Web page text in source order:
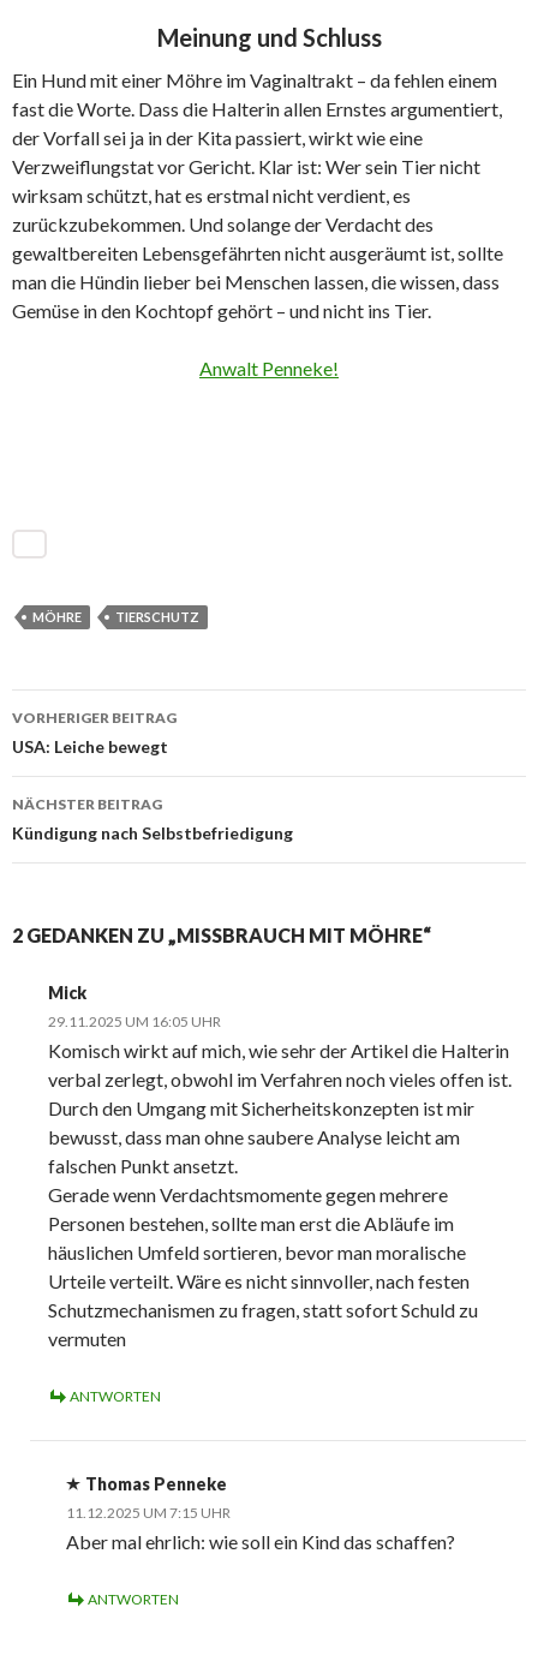
Meinung und Schluss
Ein Hund mit einer Möhre im Vaginaltrakt – da fehlen einem
fast die Worte. Dass die Halterin allen Ernstes argumentiert,
der Vorfall sei ja in der Kita passiert, wirkt wie eine
Verzweiflungstat vor Gericht. Klar ist: Wer sein Tier nicht
wirksam schützt, hat es erstmal nicht verdient, es
zurückzubekommen. Und solange der Verdacht des
gewaltbereiten Lebensgefährten nicht ausgeräumt ist, sollte
man die Hündin lieber bei Menschen lassen, die wissen, dass
Gemüse in den Kochtopf gehört – und nicht ins Tier.
Anwalt Penneke!
MÖHRE TIERSCHUTZ
Beitrags-
Navigation
VORHERIGER BEITRAG
USA: Leiche bewegt
NÄCHSTER BEITRAG
Kündigung nach Selbstbefriedigung
2 GEDANKEN ZU „MISSBRAUCH MIT MÖHRE“
Mick
29.11.2025 UM 16:05 UHR
Komisch wirkt auf mich, wie sehr der Artikel die Halterin
verbal zerlegt, obwohl im Verfahren noch vieles offen ist.
Durch den Umgang mit Sicherheitskonzepten ist mir
bewusst, dass man ohne saubere Analyse leicht am
falschen Punkt ansetzt.
Gerade wenn Verdachtsmomente gegen mehrere
Personen bestehen, sollte man erst die Abläufe im
häuslichen Umfeld sortieren, bevor man moralische
Urteile verteilt. Wäre es nicht sinnvoller, nach festen
Schutzmechanismen zu fragen, statt sofort Schuld zu
vermuten
ANTWORTEN
Thomas Penneke
11.12.2025 UM 7:15 UHR
Aber mal ehrlich: wie soll ein Kind das schaffen?
ANTWORTEN